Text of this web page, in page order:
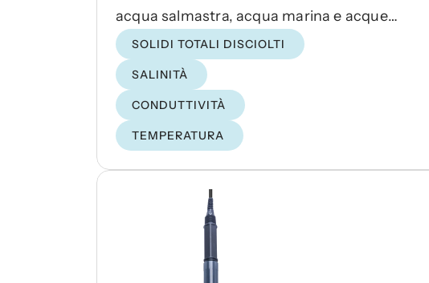
acqua salmastra, acqua marina e acque
reflue.
SOLIDI TOTALI DISCIOLTI
SALINITÀ
CONDUTTIVITÀ
TEMPERATURA